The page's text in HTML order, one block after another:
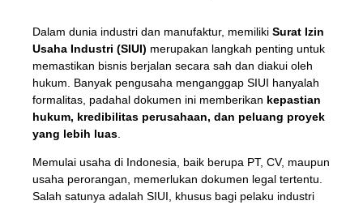
Dalam dunia industri dan manufaktur, memiliki Surat Izin
Usaha Industri (SIUI) merupakan langkah penting untuk
memastikan bisnis berjalan secara sah dan diakui oleh
hukum. Banyak pengusaha menganggap SIUI hanyalah
formalitas, padahal dokumen ini memberikan kepastian
hukum, kredibilitas perusahaan, dan peluang proyek
yang lebih luas.
Memulai usaha di Indonesia, baik berupa PT, CV, maupun
usaha perorangan, memerlukan dokumen legal tertentu.
Salah satunya adalah SIUI, khusus bagi pelaku industri